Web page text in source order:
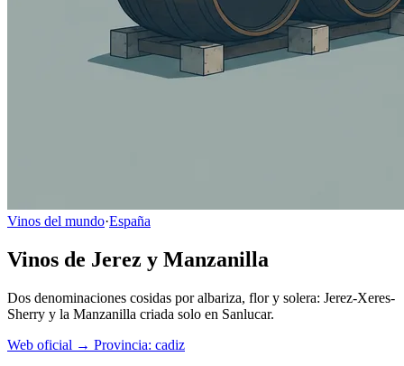
Vinos del mundo·España
Vinos de Jerez y Manzanilla
Dos denominaciones cosidas por albariza, flor y solera: Jerez-Xeres-
Sherry y la Manzanilla criada solo en Sanlucar.
Web oficial → Provincia: cadiz